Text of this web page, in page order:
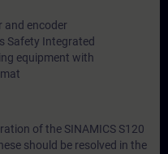
and encoder
Safety Integrated
equipment with
of the SINAMICS S120
should be resolved in the